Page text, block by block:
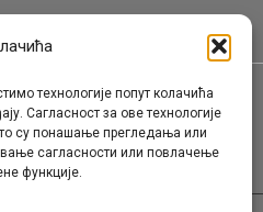
технологије попут колачића
Сагласност за ове технологије
су понашање прегледања или
сагласности или повлачење
функције.